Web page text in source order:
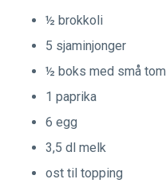
½ brokkoli
5 sjaminjonger
½ boks med små
1 paprika
6 egg
3,5 dl melk
ost til topping